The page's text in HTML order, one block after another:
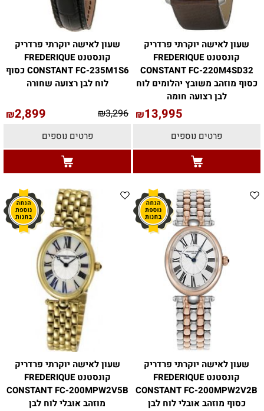
שעון לאישה יוקרתי פרדריק
קונסטנט FREDERIQUE
CONSTANT FC-220M4SD32
כסוף מוזהב משובץ יהלומים לוח
לבן רצועה חומה
₪13,995
פרטים נוספים
שעון לאישה יוקרתי פרדריק
קונסטנט FREDERIQUE
CONSTANT FC-235M1S6 כסוף
לוח לבן רצועה שחורה
₪3,296
₪2,899
פרטים נוספים
שעון לאישה יוקרתי פרדריק
קונסטנט FREDERIQUE
CONSTANT FC-200MPW2V2B
כסוף מוזהב אובלי לוח לבן
שעון לאישה יוקרתי פרדריק
קונסטנט FREDERIQUE
CONSTANT FC-200MPW2V5B
מוזהב אובלי לוח לבן